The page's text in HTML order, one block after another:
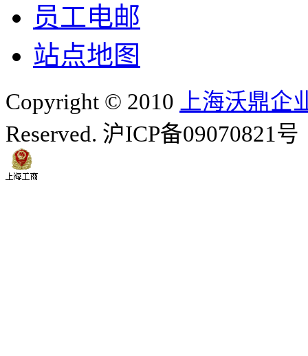
员工电邮
站点地图
Copyright © 2010
上海沃鼎
Reserved. 沪ICP备09070821号